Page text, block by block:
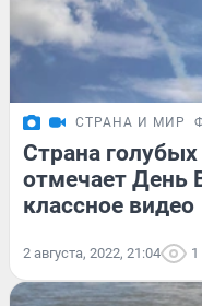
СТРАНА И МИР
Страна
отмечает День
классное видео
2 августа, 2022, 21:04 1